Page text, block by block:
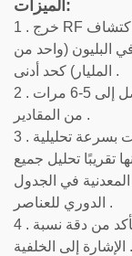
الميزات:
1 . خرج RF عالي الاستقرار , مع مصدر ضوء ثابت وحد اكتشاف
(واحد من
المليار) كحد أدنى .
2 . يمتلك منحنى العمل نطاقًا خطيًا عريضًا يصل إلى 5-6 مرات
من المقادير .
3 . يتم تحليل عناصر متعددة في نفس الوقت بسرعة تحليلية
تقريبًا تحليل جميع
في الجدول
الدوري للعناصر .
4 . نظام بصري ممتاز , نظام تحكم متقدم يتأكد من دقة نسبة
الإشارة إلى الخلفية .